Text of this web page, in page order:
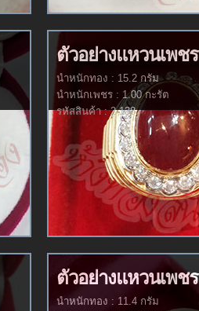
ตัวอย่างแหวนเพชร
นำหนักทอง : 15.2 กรัม
นำหนักเพชร : 1.00 กะรัต
รหัสสินค้า : 2-138
ตัวอย่างแหวนเพชร
นำหนักทอง : 11.4 กรัม